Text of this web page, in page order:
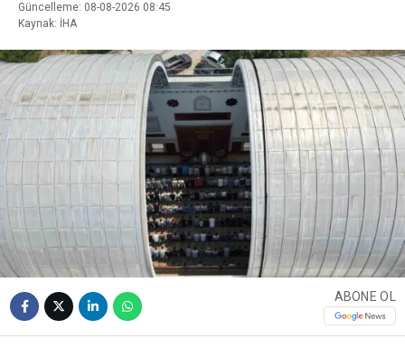
Güncelleme: 08-08-2026 08:45
Kaynak: İHA
ABONE OL